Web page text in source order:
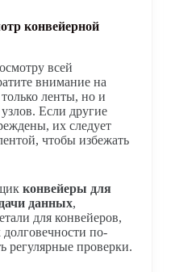
конвейерной
всей
внимание на
ленты, но и
Если другие
их следует
чтобы избежать
конвейеры для
данных,
для конвейеров,
долговечности по-
регулярные проверки.